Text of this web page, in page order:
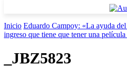
Inicio Eduardo Campoy: «La ayuda
ingreso que tiene que tener una película
_JBZ5823